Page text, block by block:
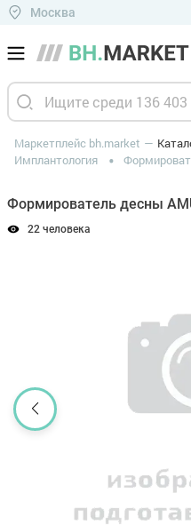
Москва
Маркетплейс bh.market
Имплантология
Формирователь десны
22 человека